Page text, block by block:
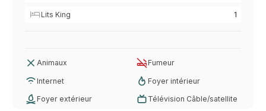
Lits King 1
Animaux Fumeur
Internet Foyer intérieur
Foyer extérieur Télévision Câble/satellite